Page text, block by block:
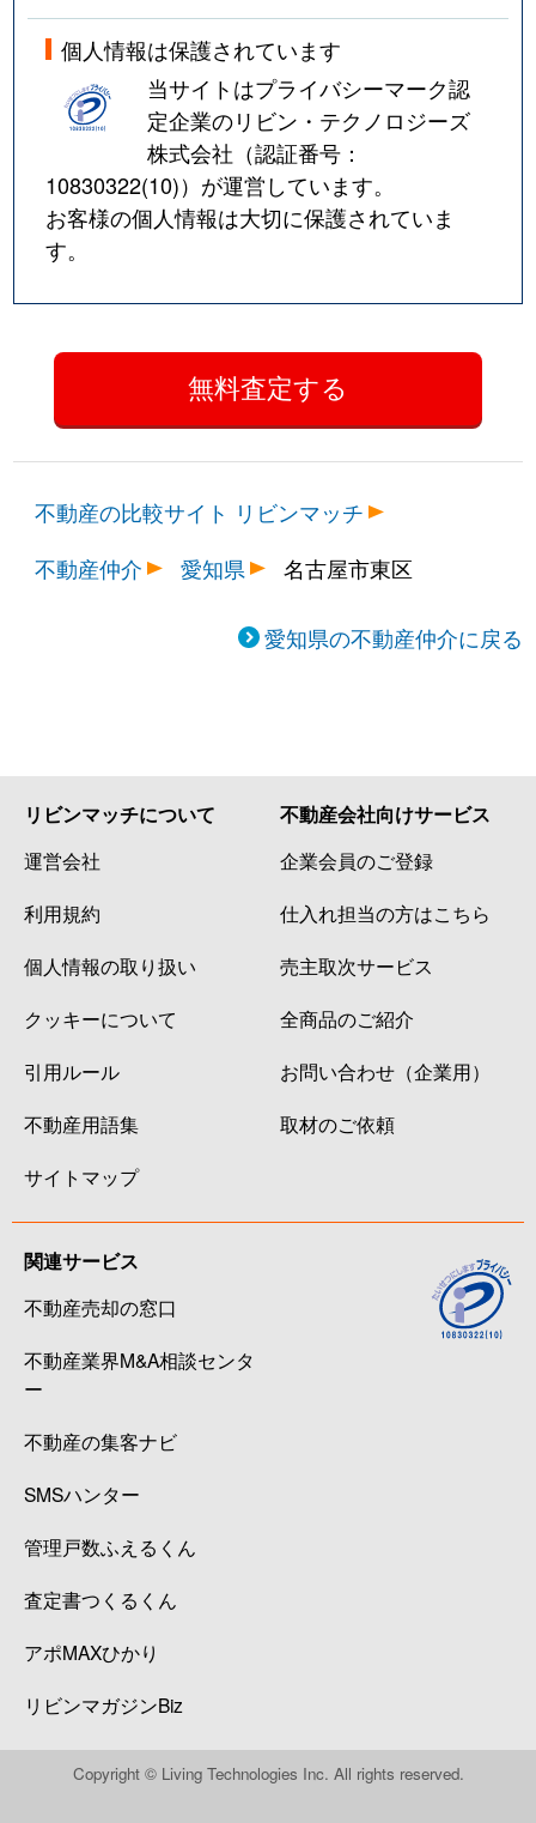
個人情報は保護されています
当サイトはプライバシーマーク認
定企業のリビン・テクノロジーズ
株式会社（認証番号：
10830322(10)）が運営しています。
お客様の個人情報は大切に保護されていま
す。
不動産の比較サイト リビンマッチ
不動産仲介
愛知県 名古屋市東区
愛知県の不動産仲介に戻る
リビンマッチについて
運営会社
利用規約
個人情報の取り扱い
クッキーについて
引用ルール
不動産用語集
サイトマップ
不動産会社向けサービス
企業会員のご登録
仕入れ担当の方はこちら
売主取次サービス
全商品のご紹介
お問い合わせ（企業用）
取材のご依頼
関連サービス
不動産売却の窓口
不動産業界M&A相談センタ
ー
不動産の集客ナビ
SMSハンター
管理戸数ふえるくん
査定書つくるくん
アポMAXひかり
リビンマガジンBiz
Copyright © Living Technologies Inc. All rights reserved.